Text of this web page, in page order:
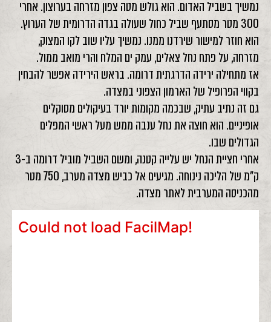
נמשיך בשביל האדום. הוא גולש מטה צפון מזרחה בערוצון. אחרי
300 מטר מסתעף שביל כחול שעולה בגדה הדרומית של הערוץ.
הוא חוזר למישור שירדנו ממנו. נמשיך עליו שוב לקו המצוק,
מזרחה, על פתח נחל צאלים, עמק ים המלח והרי מואב ממול.
אז מתחילה ירידה הדרגתית דרומה. בראש הירידה אפשר להבחין
בקווי הפרופיל של הארמון הצפוני במצדה.
גם זה נתיב עתיק, שבכמה מקומות יורד בעיקולים מסוקלים
אופיניים. הוא חוצה את נחל ענבה ממש מעל ראשי המפלים
הגדולים שבו.
אחרי חציית הנחל יש עלייה קטנה, ומשם השביל מוביל דרומה ב-3
ק"מ של הליכה נינוחה. מגיעים אל כביש מצדה מערב, 750 מטר
מהכניסה המערבית לאתר מצדה.